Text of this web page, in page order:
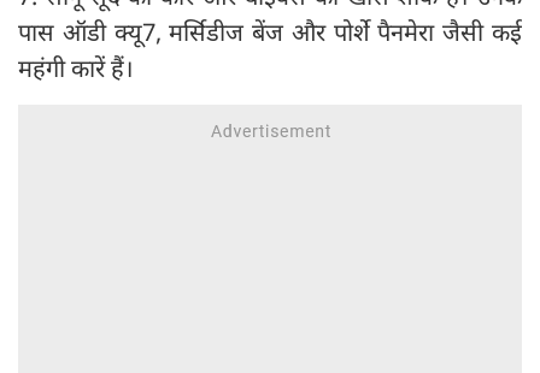
पास ऑडी क्यू7, मर्सिडीज बेंज और पोर्शे पैनमेरा जैसी कई
महंगी कारें हैं।